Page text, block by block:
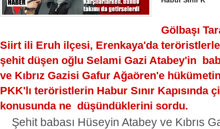
Gölbaşı
Siirt ili Eruh ilçesi, Erenkaya'da
şehit düşen oğlu Selami Gazi Atabey'in
ve Kıbrız Gazisi Gafur Ağaören'e
PKK'lı teröristlerin Habur Sınır Kapısında
konusunda ne düşündüklerini sordu.
Şehit babası Hüseyin Atabey ve Kıbrıs